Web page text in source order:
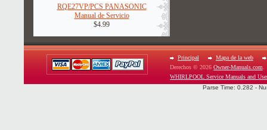
RQE27VP/PCS PANASONIC
Manual de Servicio
$4.99
Principal
Mapa de la web
Derechos © 2026 Owner-Manuals.com
WHIRLPOOL Service Manuals and
Parse Time: 0.282 -